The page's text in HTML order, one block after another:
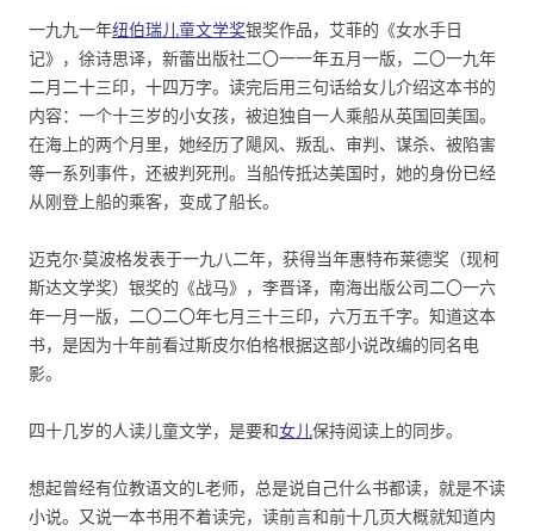
一九九一年纽伯瑞儿童文学奖银奖作品，艾菲的《女水手日
记》，徐诗思译，新蕾出版社二〇一一年五月一版，二〇一九年
二月二十三印，十四万字。读完后用三句话给女儿介绍这本书的
内容：一个十三岁的小女孩，被迫独自一人乘船从英国回美国。
在海上的两个月里，她经历了飓风、叛乱、审判、谋杀、被陷害
等一系列事件，还被判死刑。当船传抵达美国时，她的身份已经
从刚登上船的乘客，变成了船长。
迈克尔·莫波格发表于一九八二年，获得当年惠特布莱德奖（现柯
斯达文学奖）银奖的《战马》，李晋译，南海出版公司二〇一六
年一月一版，二〇二〇年七月三十三印，六万五千字。知道这本
书，是因为十年前看过斯皮尔伯格根据这部小说改编的同名电
影。
四十几岁的人读儿童文学，是要和女儿保持阅读上的同步。
想起曾经有位教语文的L老师，总是说自己什么书都读，就是不读
小说。又说一本书用不着读完，读前言和前十几页大概就知道内